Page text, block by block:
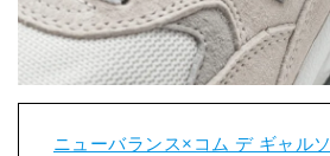
ニューバランス×コム デ ギャル